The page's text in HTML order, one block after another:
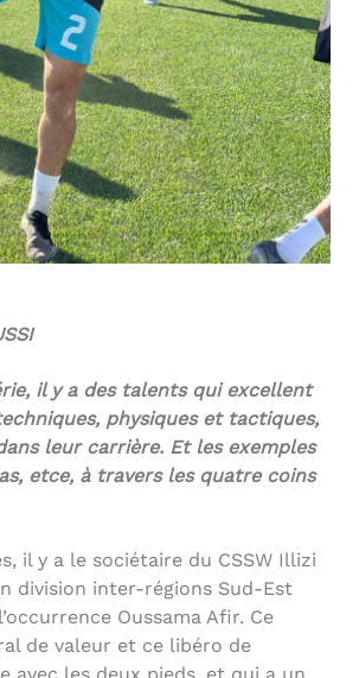
il y a des talents qui excellent
physiques et tactiques,
leur carrière. Et les exemples
etce, à travers les quatre coins
il y a le sociétaire du CSSW Illizi
division inter-régions Sud-Est
Oussama Afir. Ce
de valeur et ce libéro de
avec les deux pieds, et qui a un